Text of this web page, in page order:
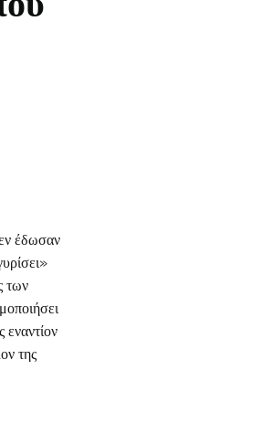
έδωσαν
των
της